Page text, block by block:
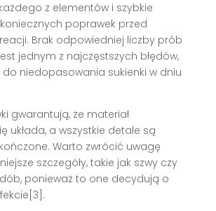
z elementów i szybkie
poprawek przed
Brak odpowiedniej liczby prób
jednym z najczęstszych błędów,
niedopasowania sukienki w dniu
gwarantują, że materiał
układa, a wszystkie detale są
Warto zwrócić uwagę
szczegóły, takie jak szwy czy
ponieważ to one decydują o